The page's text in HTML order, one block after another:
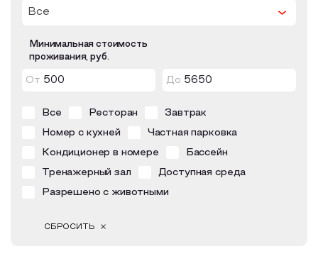
Аттестованные экскурсоводы
Все
Минимальная стоимость
проживания, руб.
От До
Все Ресторан Завтрак
Номер с кухней Частная парковка
Кондиционер в номере Бассейн
Тренажерный зал Доступная среда
Разрешено с животными